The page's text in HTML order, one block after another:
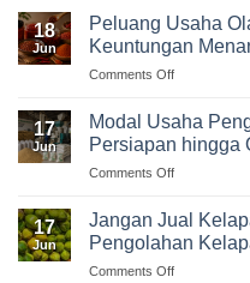
18
Jun
Peluang Usaha
Keuntungan
Comments Offon
Usaha
Olahan
Cabai
dengan
Keuntungan
Menarik
17
Jun
Modal Usaha
Persiapan hingga
Comments Offon
Usaha
Penggilingan
Padi
Lengkap
17
Jun
Jangan Jual
Pengolahan
Comments Offon